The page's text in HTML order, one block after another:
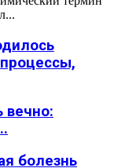
вечно:
болезнь